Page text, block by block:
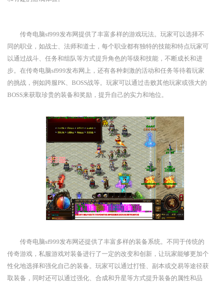
传奇电脑sf999发布网提供了丰富多样的游戏玩法。玩家可以选择不
同的职业，如战士、法师和道士，每个职业都有独特的技能和特点玩家可
以通过战斗、任务和组队等方式提升角色的等级和技能，不断成长和进
步。在传奇电脑sf999发布网上，还有各种刺激的活动和任务等待着玩家
的挑战，例如跨服PK、BOSS战等。玩家可以通过击败其他玩家或强大的
BOSS来获取珍贵的装备和奖励，提升自己的实力和地位。
传奇电脑sf999发布网还提供了丰富多样的装备系统。不同于传统的
传奇游戏，私服游戏对装备进行了一定的改变和创新，让玩家能够更加个
性化地选择和强化自己的装备。玩家可以通过打怪、副本或交易等途径获
取装备，同时还可以通过强化、合成和升星等方式提升装备的属性和品